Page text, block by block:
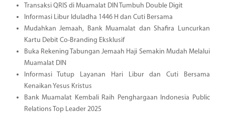
Transaksi QRIS di Muamalat DIN Tumbuh Double Digit
Informasi Libur Iduladha 1446 H dan Cuti Bersama
Mudahkan Jemaah, Bank Muamalat dan Shafira Luncurkan
Kartu Debit Co-Branding Eksklusif
Buka Rekening Tabungan Jemaah Haji Semakin Mudah Melalui
Muamalat DIN
Informasi Tutup Layanan Hari Libur dan Cuti Bersama
Kenaikan Yesus Kristus
Bank Muamalat Kembali Raih Penghargaan Indonesia Public
Relations Top Leader 2025